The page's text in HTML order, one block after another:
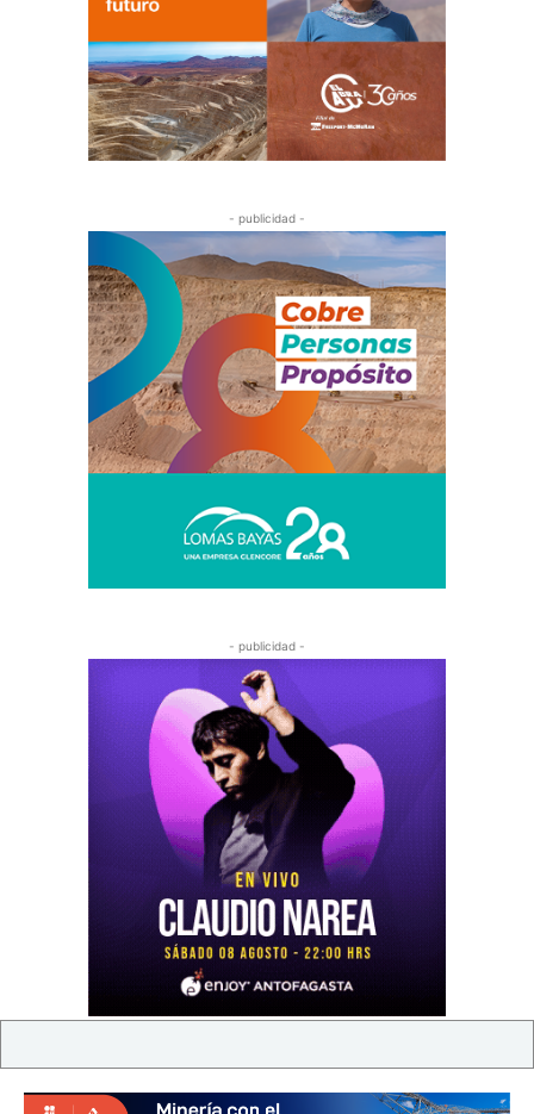
- publicidad -
- publicidad -